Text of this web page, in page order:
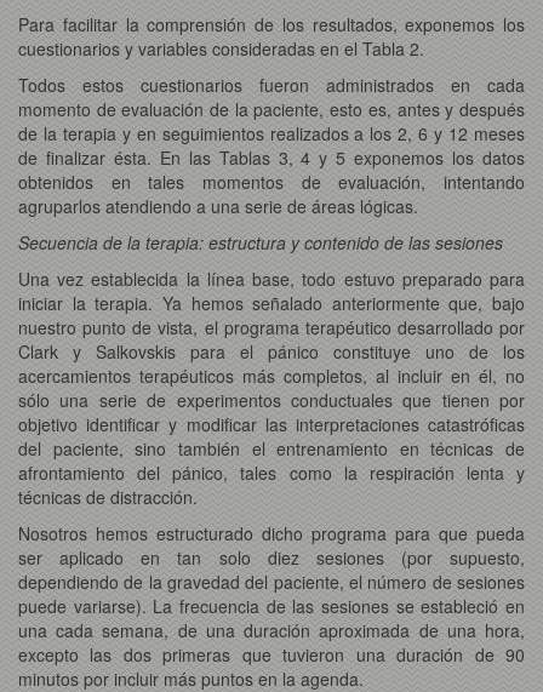
Para facilitar la comprensión de los resultados, exponemos los
cuestionarios y variables consideradas en el Tabla 2.
Todos estos cuestionarios fueron administrados en cada
momento de evaluación de la paciente, esto es, antes y después
de la terapia y en seguimientos realizados a los 2, 6 y 12 meses
de finalizar ésta. En las Tablas 3, 4 y 5 exponemos los datos
obtenidos en tales momentos de evaluación, intentando
agruparlos atendiendo a una serie de áreas lógicas.
Secuencia de la terapia: estructura y contenido de las sesiones
Una vez establecida la línea base, todo estuvo preparado para
iniciar la terapia. Ya hemos señalado anteriormente que, bajo
nuestro punto de vista, el programa terapéutico desarrollado por
Clark y Salkovskis para el pánico constituye uno de los
acercamientos terapéuticos más completos, al incluir en él, no
sólo una serie de experimentos conductuales que tienen por
objetivo identificar y modificar las interpretaciones catastróficas
del paciente, sino también el entrenamiento en técnicas de
afrontamiento del pánico, tales como la respiración lenta y
técnicas de distracción.
Nosotros hemos estructurado dicho programa para que pueda
ser aplicado en tan solo diez sesiones (por supuesto,
dependiendo de la gravedad del paciente, el número de sesiones
puede variarse). La frecuencia de las sesiones se estableció en
una cada semana, de una duración aproximada de una hora,
excepto las dos primeras que tuvieron una duración de 90
minutos por incluir más puntos en la agenda.